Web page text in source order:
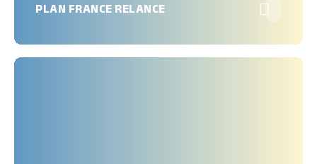
PLAN FRANCE RELANCE
